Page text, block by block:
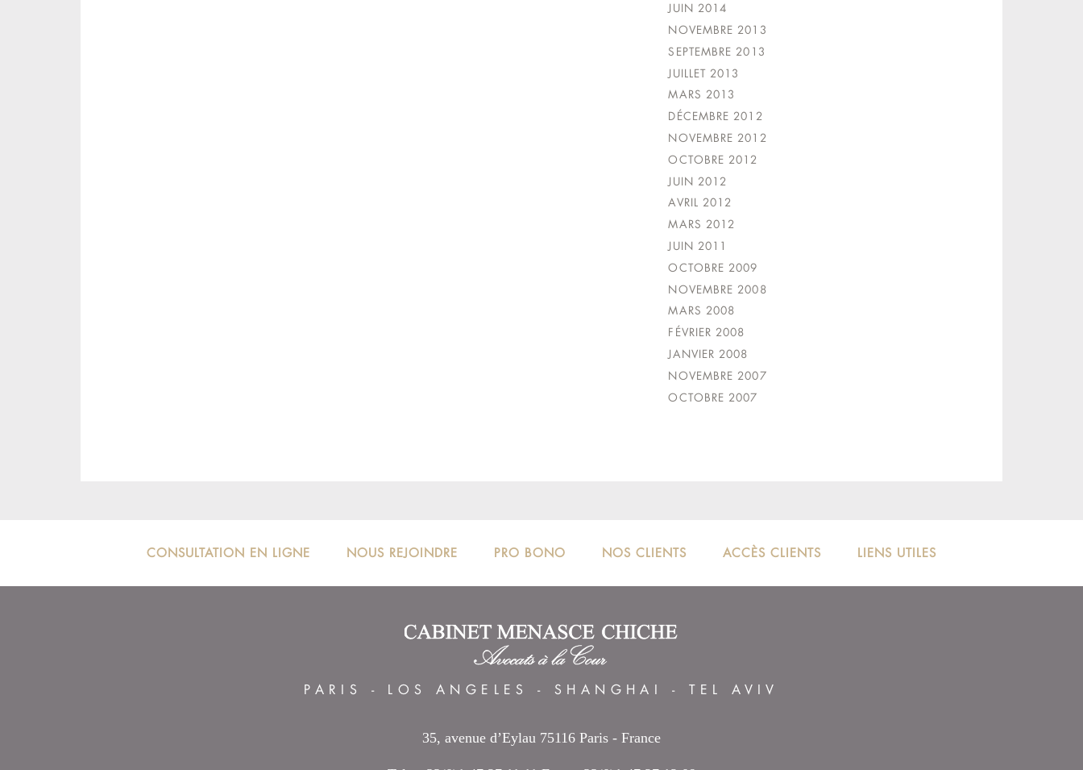
JUIN 2014
NOVEMBRE 2013
SEPTEMBRE 2013
JUILLET 2013
MARS 2013
DÉCEMBRE 2012
NOVEMBRE 2012
OCTOBRE 2012
JUIN 2012
AVRIL 2012
MARS 2012
JUIN 2011
OCTOBRE 2009
NOVEMBRE 2008
MARS 2008
FÉVRIER 2008
JANVIER 2008
NOVEMBRE 2007
OCTOBRE 2007
CONSULTATION EN LIGNE NOUS REJOINDRE PRO BONO NOS CLIENTS ACCÈS CLIENTS LIENS UTILES
PARIS - LOS ANGELES -SHANGHAI - TEL AVIV
35, avenue d’Eylau 75116 Paris - France